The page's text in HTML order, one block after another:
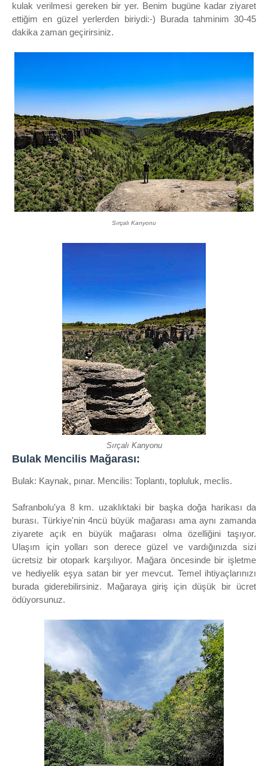
kulak verilmesi gereken bir yer. Benim bugüne kadar ziyaret
ettiğim en güzel yerlerden biriydi:-) Burada tahminim 30-45
dakika zaman geçirirsiniz.
Sırçalı Kanyonu
Sırçalı Kanyonu
Bulak Mencilis Mağarası:
Bulak: Kaynak, pınar. Mencilis: Toplantı, topluluk, meclis.
Safranbolu'ya 8 km. uzaklıktaki bir başka doğa harikası da
burası. Türkiye'nin 4ncü büyük mağarası ama aynı zamanda
ziyarete açık en büyük mağarası olma özelliğini taşıyor.
Ulaşım için yolları son derece güzel ve vardığınızda sizi
ücretsiz bir otopark karşılıyor. Mağara öncesinde bir işletme
ve hediyelik eşya satan bir yer mevcut. Temel ihtiyaçlarınızı
burada giderebilirsiniz. Mağaraya giriş için düşük bir ücret
ödüyorsunuz.